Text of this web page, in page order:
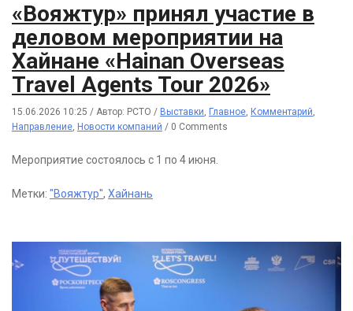
«Вояжтур» принял участие в
деловом мероприятии на
Хайнане «Hainan Overseas
Travel Agents Tour 2026»
15.06.2026 10:25 / Автор: РСТО / Выставки, Главное, Комментарий,
Направление, Новости компаний / 0 Comments
Мероприятие состоялось с 1 по 4 июня.
Метки: "Вояжтур", Хайнань